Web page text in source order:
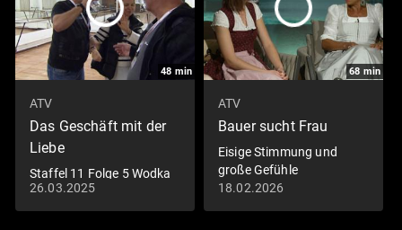
48 min
ATV
Das Geschäft mit der
Liebe
Staffel 11 Folge 5 Wodka
Exzesse
26.03.2025
68 min
ATV
Bauer sucht Frau
Eisige Stimmung und
große Gefühle
18.02.2026